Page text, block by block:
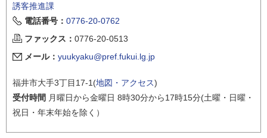
誘客推進課
電話番号： 0776-20-0762
ファックス： 0776-20-0513
メール： yuukyaku@pref.fukui.lg.jp
福井市大手3丁目17-1(地図・アクセス)
受付時間 月曜日から金曜日 8時30分から17時15分(土曜・日曜・
祝日・年末年始を除く）